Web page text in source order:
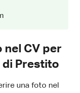
nel CV per
di Prestito
una foto nel